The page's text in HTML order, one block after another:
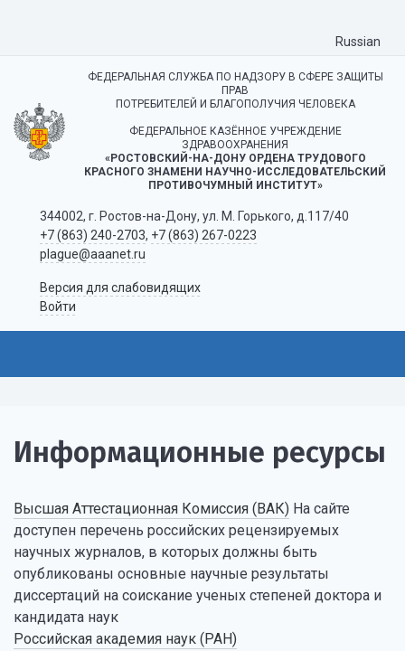
Russian
ФЕДЕРАЛЬНАЯ СЛУЖБА ПО НАДЗОРУ В СФЕРЕ ЗАЩИТЫ
ПРАВ
ПОТРЕБИТЕЛЕЙ И БЛАГОПОЛУЧИЯ ЧЕЛОВЕКА
ФЕДЕРАЛЬНОЕ КАЗЁННОЕ УЧРЕЖДЕНИЕ
ЗДРАВООХРАНЕНИЯ
«РОСТОВСКИЙ-НА-ДОНУ ОРДЕНА ТРУДОВОГО
КРАСНОГО ЗНАМЕНИ НАУЧНО-ИССЛЕДОВАТЕЛЬСКИЙ
ПРОТИВОЧУМНЫЙ ИНСТИТУТ»
344002, г. Ростов-на-Дону, ул. М. Горького, д.117/40
+7 (863) 240-2703, +7 (863) 267-0223
plague@aaanet.ru
Версия для слабовидящих
Войти
Информационные ресурсы
Высшая Аттестационная Комиссия (ВАК) На сайте
доступен перечень российских рецензируемых
научных журналов, в которых должны быть
опубликованы основные научные результаты
диссертаций на соискание ученых степеней доктора и
кандидата наук
Российская академия наук (РАН)